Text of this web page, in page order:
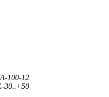
100-12
-30..+50